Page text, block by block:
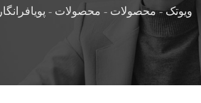
ویوتک-محصولات - محصولات - پویافرانگار